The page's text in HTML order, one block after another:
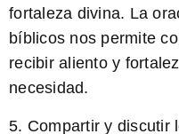
fortaleza divina. La
bíblicos nos permite
recibir aliento y
necesidad.
5. Compartir y discutir